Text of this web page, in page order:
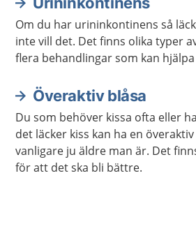
Om du har urininkontinens så
inte vill det. Det finns olika typer
flera behandlingar som kan
Överaktiv blåsa
Du som behöver kissa ofta eller
det läcker kiss kan ha en
vanligare ju äldre man är. Det
för att det ska bli bättre.